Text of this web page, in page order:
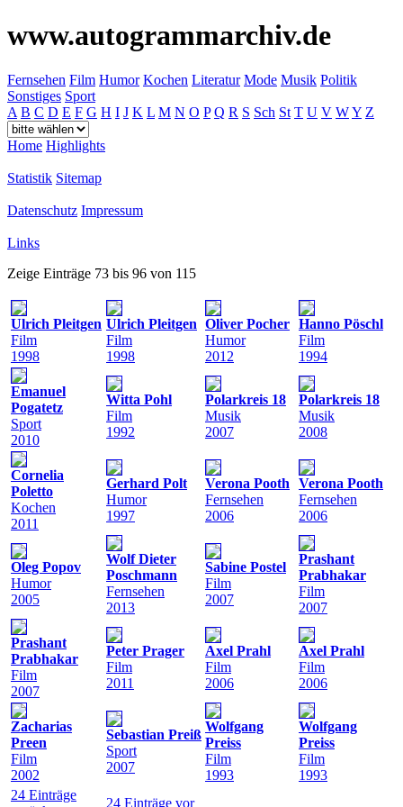
www.autogrammarchiv.de
Fernsehen Film Humor Kochen Literatur Mode Musik Politik
Sonstiges Sport
A B C D E F G H I J K L M N O P Q R S Sch St T U V WY Z
Home Highlights
Statistik Sitemap
Datenschutz Impressum
Links
Zeige Einträge 73 bis 96 von 115
Ulrich Pleitgen
Film
1998
Ulrich Pleitgen
Film
1998
Oliver Pocher
Humor
2012
Hanno Pöschl
Film
1994
Emanuel
Pogatetz
Sport
2010
Witta Pohl
Film
1992
Polarkreis 18
Musik
2007
Polarkreis 18
Musik
2008
Cornelia
Poletto
Kochen
2011
Gerhard Polt
Humor
1997
Verona Pooth
Fernsehen
2006
Verona Pooth
Fernsehen
2006
Oleg Popov
Humor
2005
Wolf Dieter
Poschmann
Fernsehen
2013
Sabine Postel
Film
2007
Prashant
Prabhakar
Film
2007
Prashant
Prabhakar
Film
2007
Peter Prager
Film
2011
Axel Prahl
Film
2006
Axel Prahl
Film
2006
Zacharias
Preen
Film
2002
Sebastian Preiß
Sport
2007
Wolfgang
Preiss
Film
1993
Wolfgang
Preiss
Film
1993
24 Einträge
24 Einträge vor